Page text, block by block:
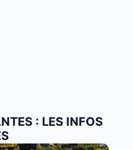
: LES INFOS